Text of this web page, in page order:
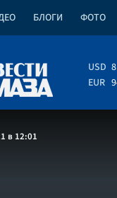
БЛОГИ ФОТО
USD
EUR
в 12:01